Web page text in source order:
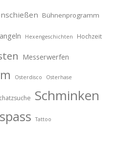
Bühnenprogramm
Hexengeschichten Hochzeit
Messerwerfen
Osterdisco Osterhase
Schminken
Tattoo